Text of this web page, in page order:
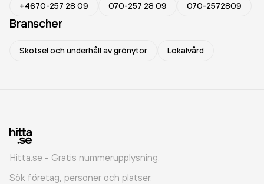
+4670-257 28 09
070-257 28 09 070-2572809
Branscher
Skötsel och underhåll av grönytor Lokalvård
Hitta.se - Gratis nummerupplysning.
Sök företag, personer och platser.